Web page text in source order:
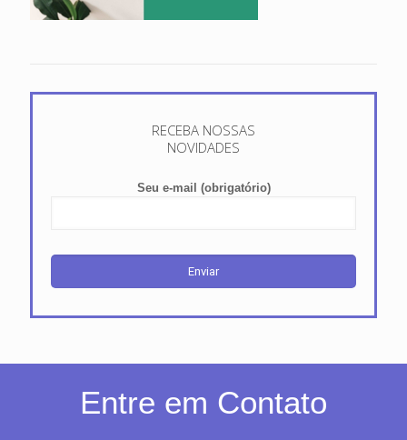
RECEBA NOSSAS
NOVIDADES
Seu e-mail (obrigatório)
Entre em Contato